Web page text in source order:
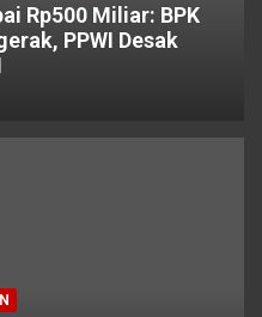
Rp500 Miliar: BPK
PPWI Desak